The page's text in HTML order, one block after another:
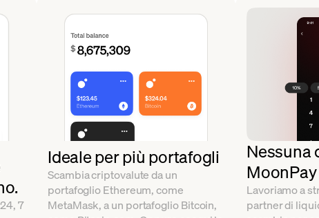
7
Ideale per più portafogli
Scambia criptovalute da un
portafoglio Ethereum, come
MetaMask, a un portafoglio Bitcoin,
Nessuna
MoonPay
Lavoriamo a
partner di